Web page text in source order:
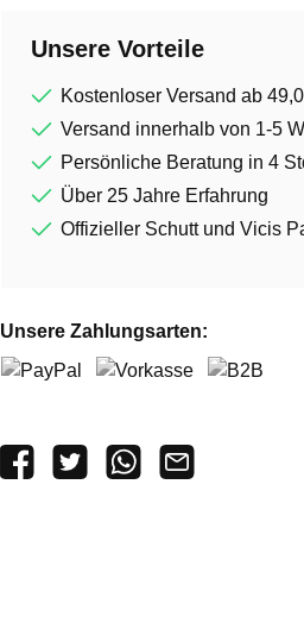
Unsere Vorteile
Kostenloser Versand ab
Versand innerhalb von 1-5
Persönliche Beratung in 4
Über 25 Jahre Erfahrung
Offizieller Schutt und Vicis
Unsere Zahlungsarten: